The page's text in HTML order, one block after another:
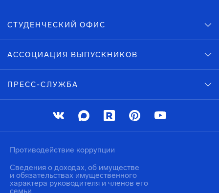
СТУДЕНЧЕСКИЙ ОФИС
АССОЦИАЦИЯ ВЫПУСКНИКОВ
ПРЕСС-СЛУЖБА
Противодействие коррупции
Сведения о доходах, об имуществе
и обязательствах имущественного
характера руководителя и членов его
семьи